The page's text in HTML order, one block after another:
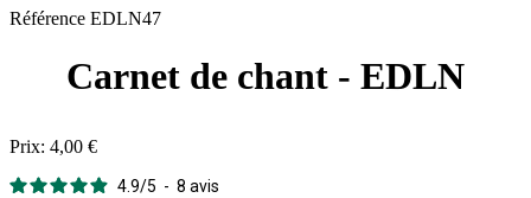
Référence EDLN47
Carnet de chant - EDLN
Prix: 4,00 €
4.9/5 - 8 avis